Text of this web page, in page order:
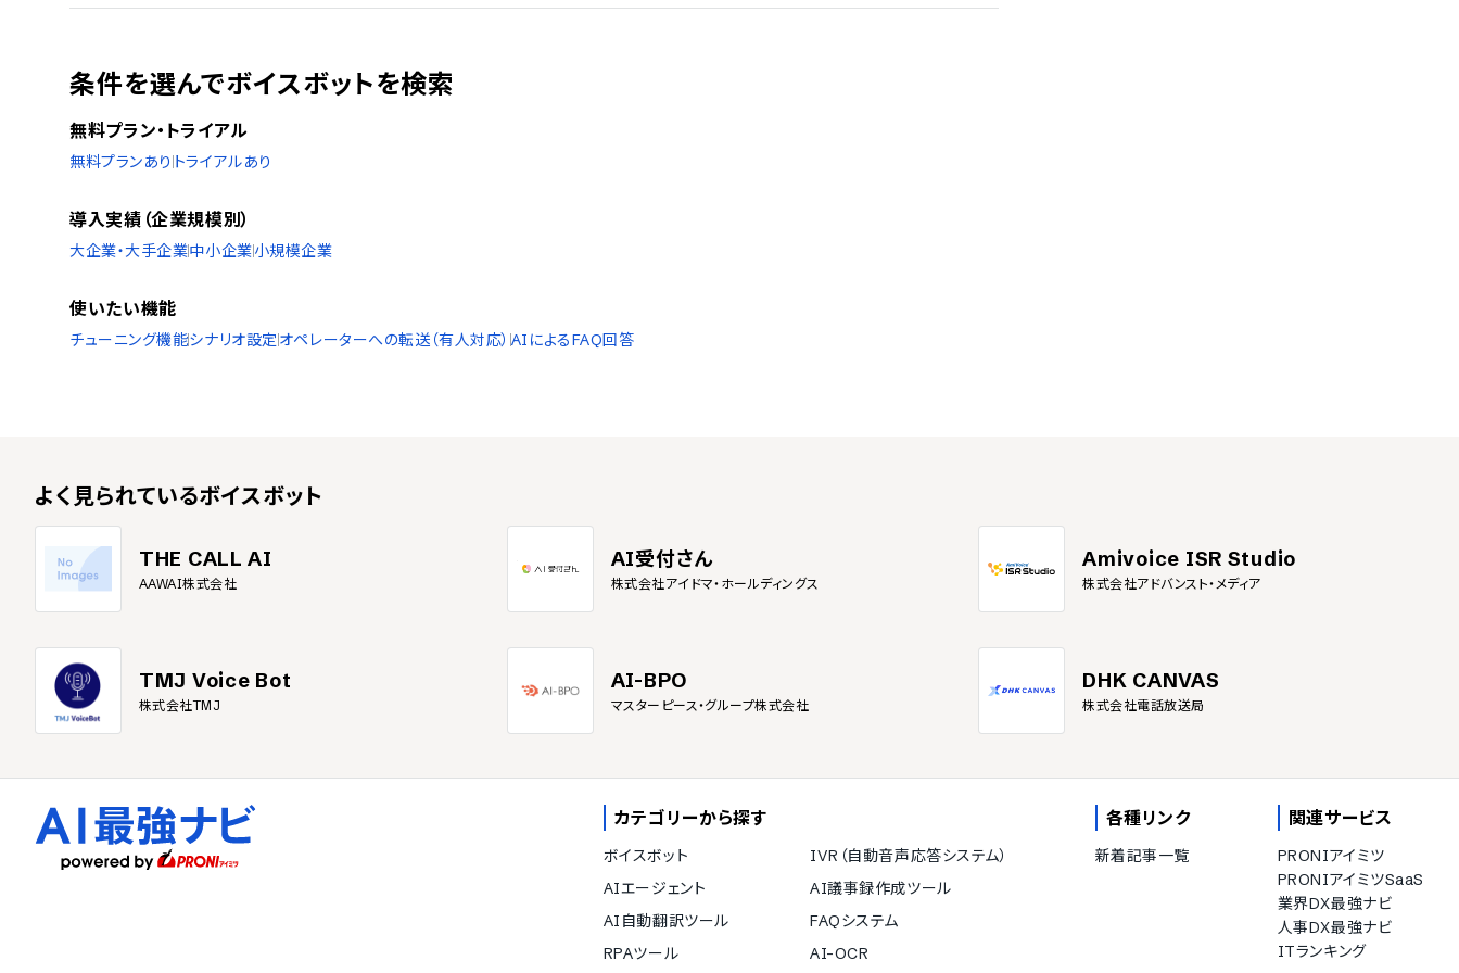
条件を選んでボイスボットを検索
無料プラン・トライアル
無料プランあり トライアルあり
導入実績（企業規模別）
大企業・大手企業中小企業小規模企業
使いたい機能
チューニング機能シナリオ設定オペレーターへの転送（有人対応） AIによるFAQ回答
よく見られているボイスボット
THE CALL AI
AAWAI株式会社
AI受付さん
株式会社アイドマ・ホールディングス
Amivoice ISR Studio
株式会社アドバンスト・メディア
TMJ Voice Bot
株式会社TMJ
AI-BPO
マスターピース・グループ株式会社
DHK CANVAS
株式会社電話放送局
カテゴリーから探す
ボイスボット
IVR（自動音声応答システム）
AIエージェント
AI議事録作成ツール
AI自動翻訳ツール
FAQシステム
RPAツール
AI-OCR
各種リンク
新着記事一覧
関連サービス
PRONIアイミツ
PRONIアイミツSaaS
業界DX最強ナビ
人事DX最強ナビ
ITランキング